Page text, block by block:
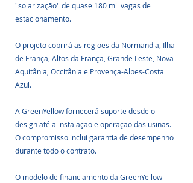
"solarização" de quase 180 mil vagas de
estacionamento.
O projeto cobrirá as regiões da Normandia, Ilha
de França, Altos da França, Grande Leste, Nova
Aquitânia, Occitânia e Provença-Alpes-Costa
Azul.
A GreenYellow fornecerá suporte desde o
design até a instalação e operação das usinas.
O compromisso inclui garantia de desempenho
durante todo o contrato.
O modelo de financiamento da GreenYellow